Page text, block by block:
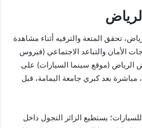
تحقق المتعة والترفيه أثناء مشاهدة
الأمان والتباعد الاجتماعي (فيروس
الرياض (موقع سينما السيارات) على
بعد كبري جامعة اليمامة، قبل
يستطيع الزائر التجول داخل